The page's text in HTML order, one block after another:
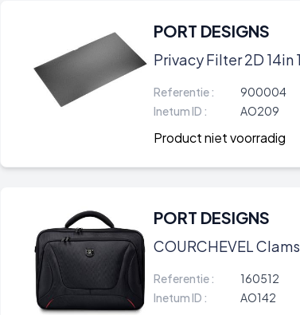
PORT DESIGNS
Privacy Filter 2D 14in
Referentie :
900004
Inetum ID :
AO209
Product niet voorradig
PORT DESIGNS
COURCHEVEL
Referentie :
160512
Inetum ID :
AO142